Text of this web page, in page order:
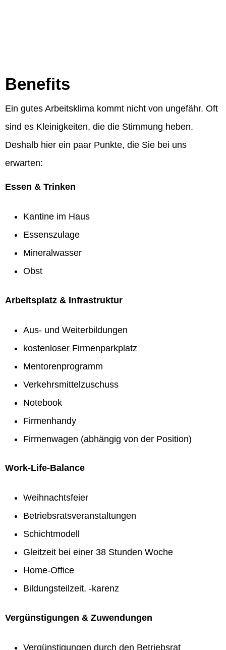
Benefits
Ein gutes Arbeitsklima kommt nicht von ungefähr. Oft
sind es Kleinigkeiten, die die Stimmung heben.
Deshalb hier ein paar Punkte, die Sie bei uns
erwarten:
Essen & Trinken
Kantine im Haus
Essenszulage
Mineralwasser
Obst
Arbeitsplatz & Infrastruktur
Aus- und Weiterbildungen
kostenloser Firmenparkplatz
Mentorenprogramm
Verkehrsmittelzuschuss
Notebook
Firmenhandy
Firmenwagen (abhängig von der Position)
Work-Life-Balance
Weihnachtsfeier
Betriebsratsveranstaltungen
Schichtmodell
Gleitzeit bei einer 38 Stunden Woche
Home-Office
Bildungsteilzeit, -karenz
Vergünstigungen & Zuwendungen
Vergünstigungen durch den Betriebsrat